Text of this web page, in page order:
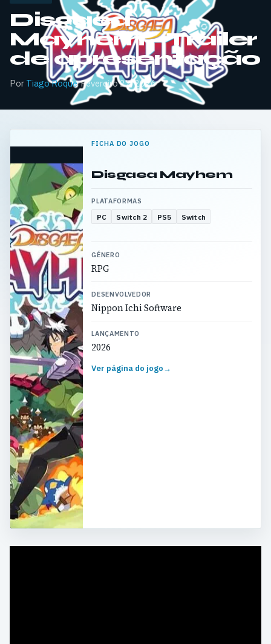
Disgaea
Mayhem – Trailer
de apresentação
Por Tiago Roque·Fevereiro 27, 2026
FICHA DO JOGO
Disgaea Mayhem
PLATAFORMAS
PC Switch 2 PS5 Switch
GÉNERO
RPG
DESENVOLVEDOR
Nippon Ichi Software
LANÇAMENTO
2026
Ver página do jogo→